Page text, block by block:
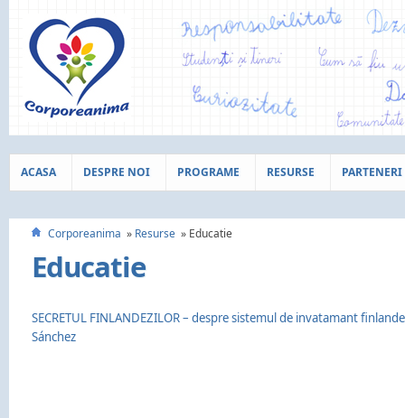
ACASA DESPRE NOI PROGRAME RESURSE PARTENERI
Corporeanima Resurse Educatie
Educatie
SECRETUL FINLANDEZILOR – despre sistemul de invatamant
Sánchez